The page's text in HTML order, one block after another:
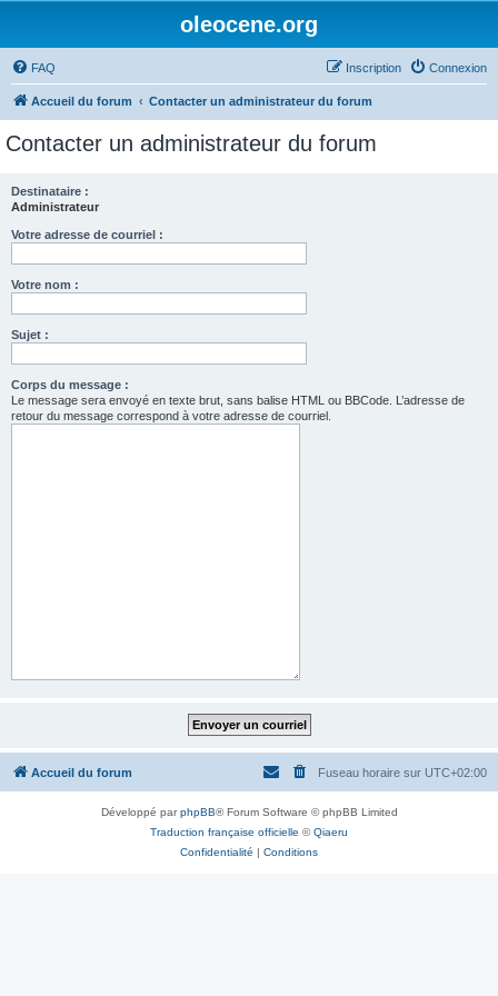
oleocene.org
FAQ Connexion
Inscription
Accueil du forum Contacter un administrateur du forum
Contacter un administrateur du forum
Destinataire :
Administrateur
Votre adresse de courriel :
Votre nom :
Sujet :
Corps du message :
Le message sera envoyé en texte brut, sans balise HTML ou BBCode. L’adresse de
retour du message correspond à votre adresse de courriel.
Accueil du forum Fuseau horaire sur UTC+02:00
Développé parphpBB® Forum Software © phpBB Limited
Traduction française officielle ©Qiaeru
Confidentialité | Conditions